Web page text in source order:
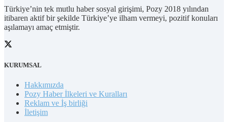
Türkiye’nin tek mutlu haber sosyal girişimi, Pozy 2018 yılından
itibaren aktif bir şekilde Türkiye’ye ilham vermeyi, pozitif konuları
aşılamayı amaç etmiştir.
KURUMSAL
Hakkımızda
Pozy Haber İlkeleri ve Kuralları
Reklam ve İş birliği
İletişim